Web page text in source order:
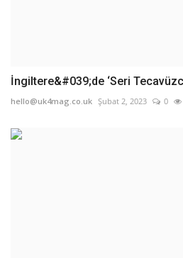
İngiltere&#039;de ‘Seri
hello@uk4mag.co.uk Şubat 2, 2023 0